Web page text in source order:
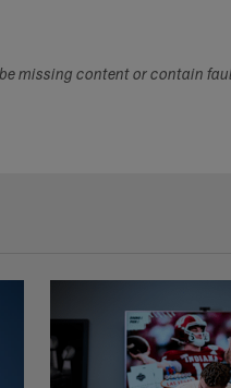
missing content or contain